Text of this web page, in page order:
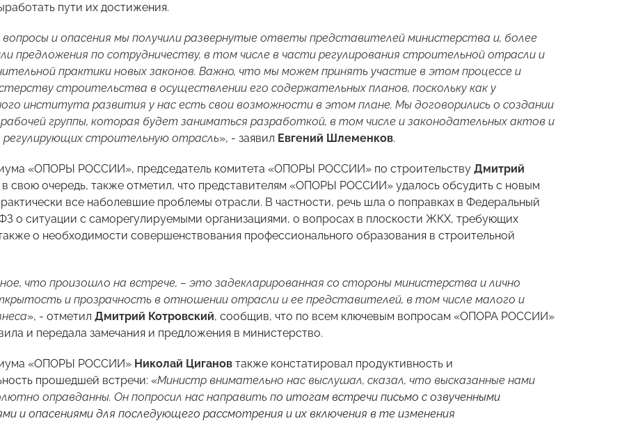
пути их достижения.
вопросы и опасения мы получили развернутые ответы представителей министерства и, более
предложения по сотрудничеству, в том числе в части регулирования строительной отрасли и
практики новых законов. Важно, что мы можем принять участие в этом процессе и
строительства в осуществлении его содержательных планов, поскольку как у
института развития у нас есть свои возможности в этом плане. Мы договорились о создании
группы, которая будет заниматься разработкой, в том числе и законодательных актов и
регулирующих строительную отрасль», - заявил Евгений Шлеменков.
«ОПОРЫ РОССИИ», председатель комитета «ОПОРЫ РОССИИ» по строительству Дмитрий
в свою очередь, также отметил, что представителям «ОПОРЫ РОССИИ» удалось обсудить с новым
все наболевшие проблемы отрасли. В частности, речь шла о поправках в Федеральный
о ситуации с саморегулируемыми организациями, о вопросах в плоскости ЖКХ, требующих
о необходимости совершенствования профессионального образования в строительной
что произошло на встрече, – это задекларированная со стороны министерства и лично
и прозрачность в отношении отрасли и ее представителей, в том числе малого и
», - отметил Дмитрий Котровский, сообщив, что по всем ключевым вопросам «ОПОРА РОССИИ»
и передала замечания и предложения в министерство.
«ОПОРЫ РОССИИ» Николай Циганов также констатировал продуктивность и
прошедшей встречи: «Министр внимательно нас выслушал, сказал, что высказанные нами
оправданны. Он попросил нас направить по итогам встречи письмо с озвученными
и опасениями для последующего рассмотрения и их включения в те изменения